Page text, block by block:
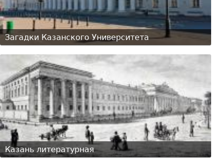
Загадки Казанского Университета
Казань литературная